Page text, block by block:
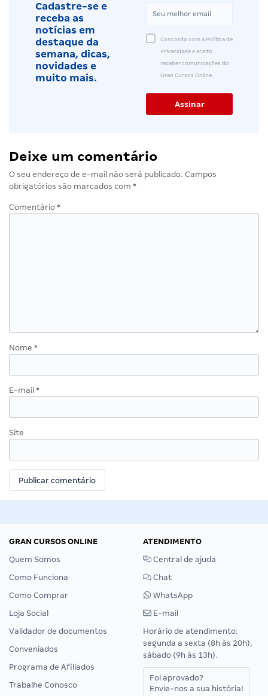
Cadastre-se e
receba as
notícias em
destaque da
semana, dicas,
novidades e
muito mais.
Concordo com a Política de
Privacidade e aceito
receber comunicações do
Gran Cursos Online.
Deixe um comentário
O seu endereço de e-mail não será publicado. Campos
obrigatórios são marcados com *
Comentário *
Nome *
E-mail *
Site
GRAN CURSOS ONLINE
Quem Somos
Como Funciona
Como Comprar
Loja Social
Validador de documentos
Conveniados
Programa de Afiliados
Trabalhe Conosco
ATENDIMENTO
Central de ajuda
Chat
WhatsApp
E-mail
Horário de atendimento:
segunda a sexta (8h às 20h),
sábado (9h às 13h).
Foi aprovado?
Envie-nos a sua história!